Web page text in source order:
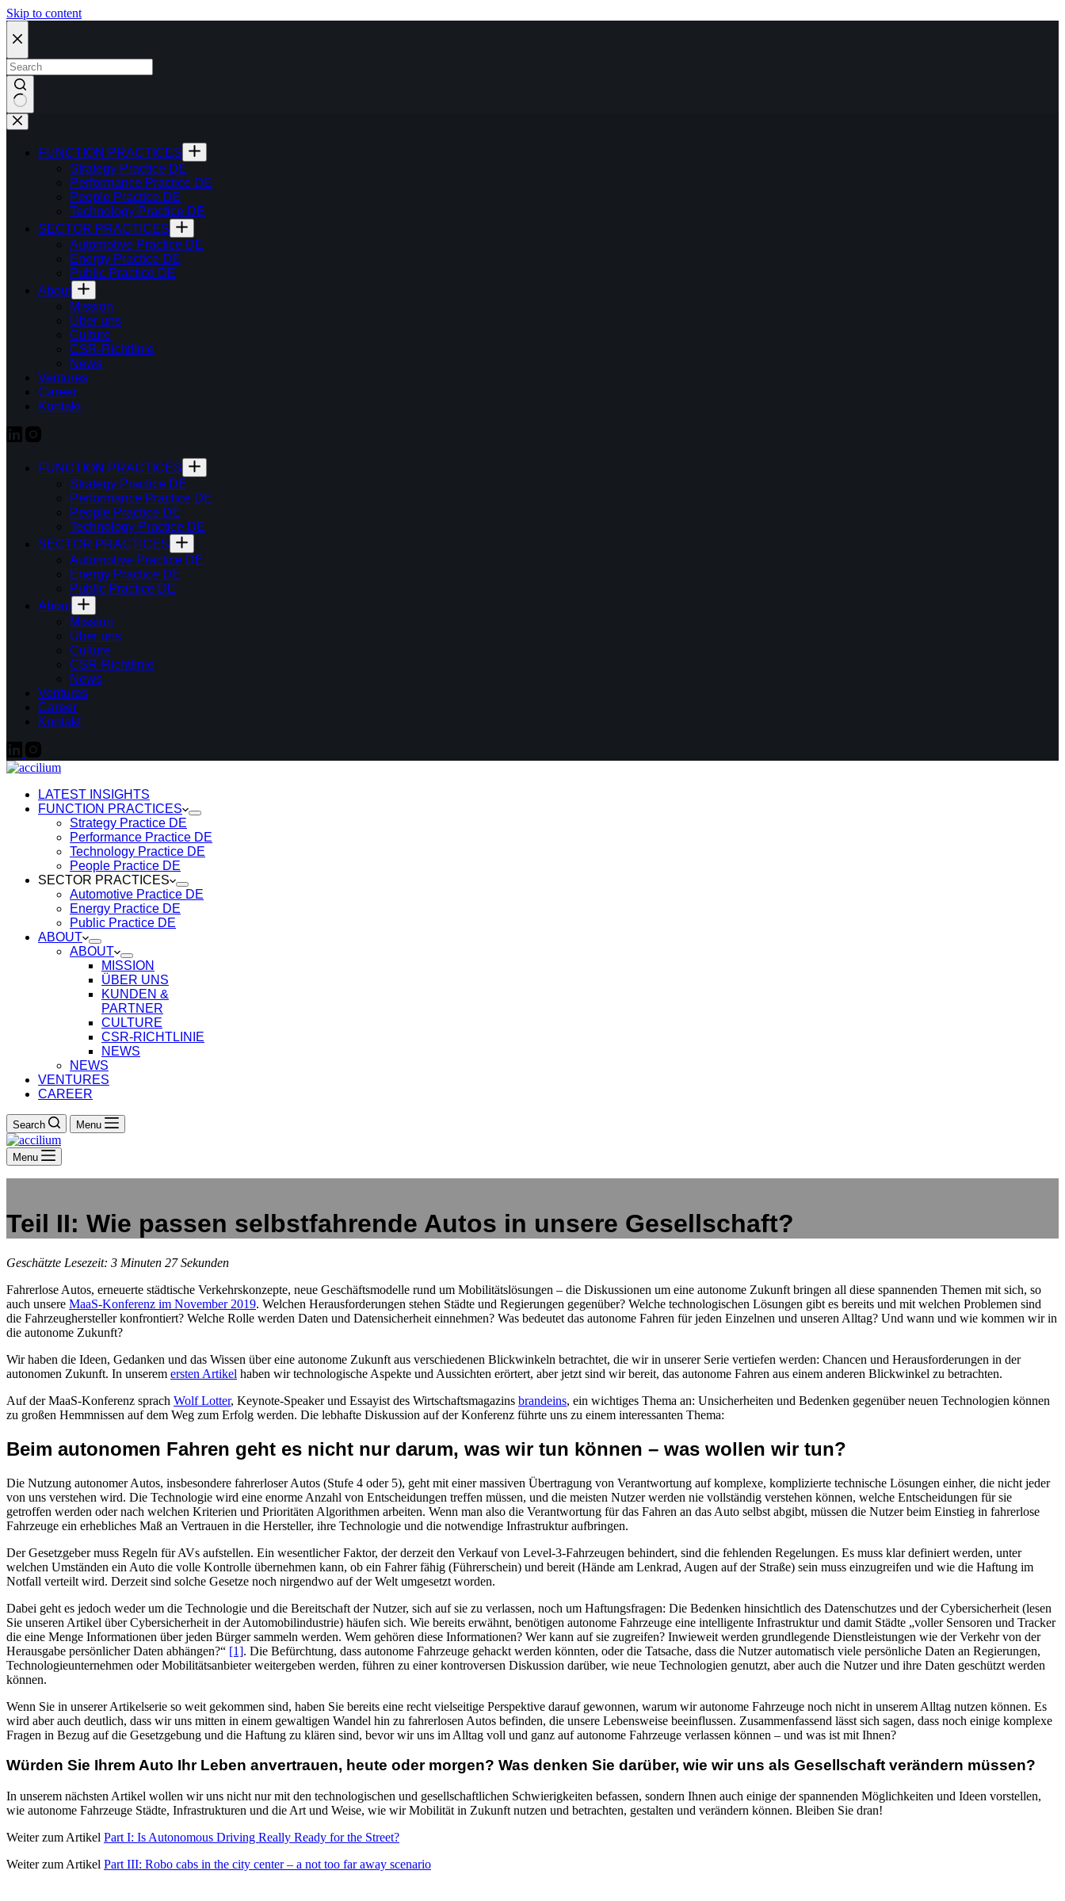
Skip to content
FUNCTION PRACTICES
Strategy Practice DE
Performance Practice DE
People Practice DE
Technology Practice DE
SECTOR PRACTICES
Automotive Practice DE
Energy Practice DE
Public Practice DE
About
Mission
Über uns
Culture
CSR-Richtlinie
News
Ventures
Career
Kontakt
FUNCTION PRACTICES
Strategy Practice DE
Performance Practice DE
People Practice DE
Technology Practice DE
SECTOR PRACTICES
Automotive Practice DE
Energy Practice DE
Public Practice DE
About
Mission
Über uns
Culture
CSR-Richtlinie
News
Ventures
Career
Kontakt
LATEST INSIGHTS
FUNCTION PRACTICES
Strategy Practice DE
Performance Practice DE
Technology Practice DE
People Practice DE
SECTOR PRACTICES
Automotive Practice DE
Energy Practice DE
Public Practice DE
ABOUT
ABOUT
MISSION
ÜBER UNS
KUNDEN &
PARTNER
CULTURE
CSR-RICHTLINIE
NEWS
NEWS
VENTURES
CAREER
Search Menu
Menu
Teil II: Wie passen selbstfahrende Autos in unsere Gesellschaft?
Geschätzte Lesezeit: 3 Minuten 27 Sekunden
Fahrerlose Autos, erneuerte städtische Verkehrskonzepte, neue Geschäftsmodelle rund um Mobilitätslösungen – die Diskussionen um eine autonome Zukunft bringen all diese spannenden Themen mit sich, so
auch unsere MaaS-Konferenz im November 2019. Welchen Herausforderungen stehen Städte und Regierungen gegenüber? Welche technologischen Lösungen gibt es bereits und mit welchen Problemen sind
die Fahrzeughersteller konfrontiert? Welche Rolle werden Daten und Datensicherheit einnehmen? Was bedeutet das autonome Fahren für jeden Einzelnen und unseren Alltag? Und wann und wie kommen wir in
die autonome Zukunft?
Wir haben die Ideen, Gedanken und das Wissen über eine autonome Zukunft aus verschiedenen Blickwinkeln betrachtet, die wir in unserer Serie vertiefen werden: Chancen und Herausforderungen in der
autonomen Zukunft. In unserem ersten Artikel haben wir technologische Aspekte und Aussichten erörtert, aber jetzt sind wir bereit, das autonome Fahren aus einem anderen Blickwinkel zu betrachten.
Auf der MaaS-Konferenz sprach Wolf Lotter, Keynote-Speaker und Essayist des Wirtschaftsmagazins brandeins, ein wichtiges Thema an: Unsicherheiten und Bedenken gegenüber neuen Technologien können
zu großen Hemmnissen auf dem Weg zum Erfolg werden. Die lebhafte Diskussion auf der Konferenz führte uns zu einem interessanten Thema:
Beim autonomen Fahren geht es nicht nur darum, was wir tun können – was wollen wir tun?
Die Nutzung autonomer Autos, insbesondere fahrerloser Autos (Stufe 4 oder 5), geht mit einer massiven Übertragung von Verantwortung auf komplexe, komplizierte technische Lösungen einher, die nicht jeder
von uns verstehen wird. Die Technologie wird eine enorme Anzahl von Entscheidungen treffen müssen, und die meisten Nutzer werden nie vollständig verstehen können, welche Entscheidungen für sie
getroffen werden oder nach welchen Kriterien und Prioritäten Algorithmen arbeiten. Wenn man also die Verantwortung für das Fahren an das Auto selbst abgibt, müssen die Nutzer beim Einstieg in fahrerlose
Fahrzeuge ein erhebliches Maß an Vertrauen in die Hersteller, ihre Technologie und die notwendige Infrastruktur aufbringen.
Der Gesetzgeber muss Regeln für AVs aufstellen. Ein wesentlicher Faktor, der derzeit den Verkauf von Level-3-Fahrzeugen behindert, sind die fehlenden Regelungen. Es muss klar definiert werden, unter
welchen Umständen ein Auto die volle Kontrolle übernehmen kann, ob ein Fahrer fähig (Führerschein) und bereit (Hände am Lenkrad, Augen auf der Straße) sein muss einzugreifen und wie die Haftung im
Notfall verteilt wird. Derzeit sind solche Gesetze noch nirgendwo auf der Welt umgesetzt worden.
Dabei geht es jedoch weder um die Technologie und die Bereitschaft der Nutzer, sich auf sie zu verlassen, noch um Haftungsfragen: Die Bedenken hinsichtlich des Datenschutzes und der Cybersicherheit (lesen
Sie unseren Artikel über Cybersicherheit in der Automobilindustrie) häufen sich. Wie bereits erwähnt, benötigen autonome Fahrzeuge eine intelligente Infrastruktur und damit Städte „voller Sensoren und Tracker
die eine Menge Informationen über jeden Bürger sammeln werden. Wem gehören diese Informationen? Wer kann auf sie zugreifen? Inwieweit werden grundlegende Dienstleistungen wie der Verkehr von der
Herausgabe persönlicher Daten abhängen?“ [1]. Die Befürchtung, dass autonome Fahrzeuge gehackt werden könnten, oder die Tatsache, dass die Nutzer automatisch viele persönliche Daten an Regierungen,
Technologieunternehmen oder Mobilitätsanbieter weitergeben werden, führen zu einer kontroversen Diskussion darüber, wie neue Technologien genutzt, aber auch die Nutzer und ihre Daten geschützt werden
können.
Wenn Sie in unserer Artikelserie so weit gekommen sind, haben Sie bereits eine recht vielseitige Perspektive darauf gewonnen, warum wir autonome Fahrzeuge noch nicht in unserem Alltag nutzen können. Es
wird aber auch deutlich, dass wir uns mitten in einem gewaltigen Wandel hin zu fahrerlosen Autos befinden, die unsere Lebensweise beeinflussen. Zusammenfassend lässt sich sagen, dass noch einige komplexe
Fragen in Bezug auf die Gesetzgebung und die Haftung zu klären sind, bevor wir uns im Alltag voll und ganz auf autonome Fahrzeuge verlassen können – und was ist mit Ihnen?
Würden Sie Ihrem Auto Ihr Leben anvertrauen, heute oder morgen? Was denken Sie darüber, wie wir uns als Gesellschaft verändern müssen?
In unserem nächsten Artikel wollen wir uns nicht nur mit den technologischen und gesellschaftlichen Schwierigkeiten befassen, sondern Ihnen auch einige der spannenden Möglichkeiten und Ideen vorstellen,
wie autonome Fahrzeuge Städte, Infrastrukturen und die Art und Weise, wie wir Mobilität in Zukunft nutzen und betrachten, gestalten und verändern können. Bleiben Sie dran!
Weiter zum Artikel Part I: Is Autonomous Driving Really Ready for the Street?
Weiter zum Artikel Part III: Robo cabs in the city center – a not too far away scenario